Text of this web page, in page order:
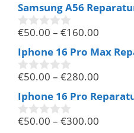
o
n
5
Samsung A56
0
o
n
5
€50.00 – €160.00
Iphone 16 Pro Max
0
o
n
5
€50.00 – €280.00
Iphone 16 Pro
0
€50.00 – €300.00